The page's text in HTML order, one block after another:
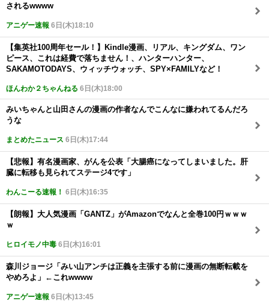
されるwwww
アニゲー速報 6日(木)18:10
【集英社100周年セール！】Kindle漫画、リアル、キングダム、ワン
ピース、これは経費で落ちません！、ハンターハンター、
SAKAMOTODAYS、ウィッチウォッチ、SPY×FAMILYなど！
ほんわか２ちゃんねる 6日(木)18:00
みいちゃんと山田さんの漫画の作者なんでこんなに嫌われてるんだろ
うな
まとめたニュース 6日(木)17:44
【悲報】有名漫画家、がんを公表「大腸癌になってしまいました。肝
臓に転移も見られてステージ4です」
わんこーる速報！ 6日(木)16:35
【朗報】大人気漫画「GANTZ」がAmazonでなんと全巻100円ｗｗｗ
ｗ
ヒロイモノ中毒 6日(木)16:01
森川ジョージ「みい山アンチは正義を主張する前に漫画の無断転載を
やめろよ」←これwwww
アニゲー速報 6日(木)13:45